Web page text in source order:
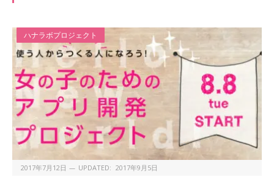
ハナラボプロジェクト
2017年7月12日 UPDATED: 2017年9月5日